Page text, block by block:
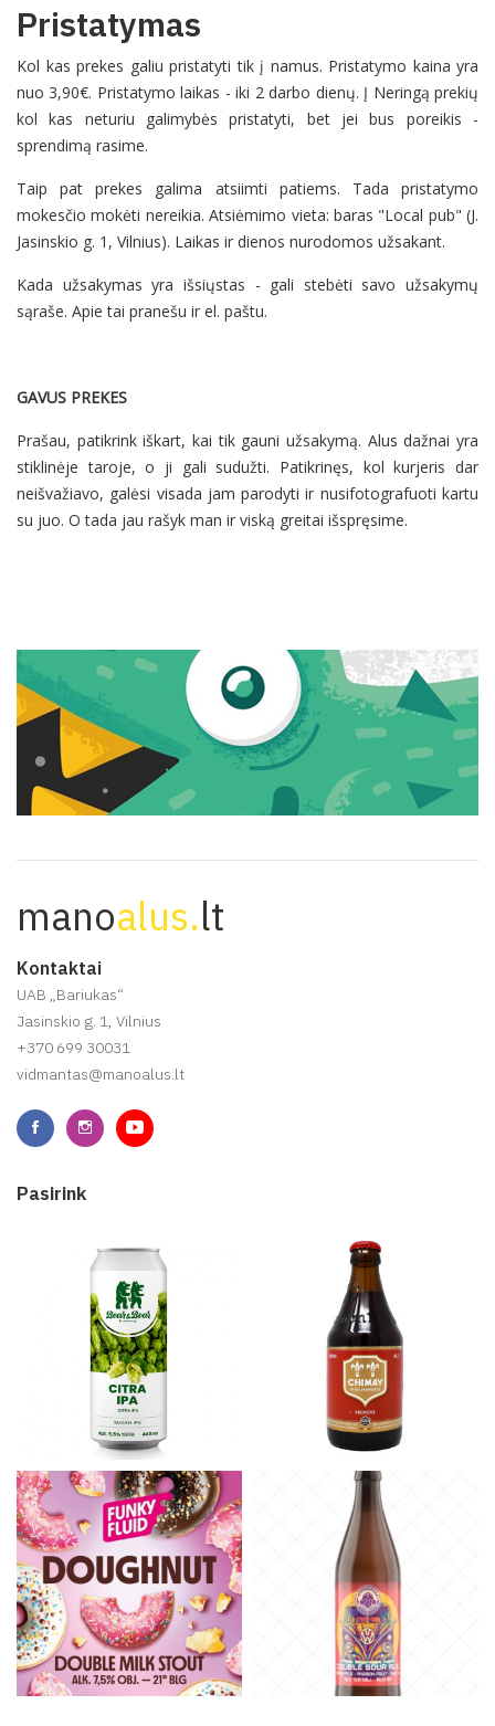
Pristatymas
Kol kas prekes galiu pristatyti tik į namus. Pristatymo kaina yra
nuo 3,90€. Pristatymo laikas - iki 2 darbo dienų. Į Neringą prekių
kol kas neturiu galimybės pristatyti, bet jei bus poreikis -
sprendimą rasime.
Taip pat prekes galima atsiimti patiems. Tada pristatymo
mokesčio mokėti nereikia. Atsiėmimo vieta: baras "Local pub" (J.
Jasinskio g. 1, Vilnius). Laikas ir dienos nurodomos užsakant.
Kada užsakymas yra išsiųstas - gali stebėti savo užsakymų
sąraše. Apie tai pranešu ir el. paštu.
GAVUS PREKES
Prašau, patikrink iškart, kai tik gauni užsakymą. Alus dažnai yra
stiklinėje taroje, o ji gali sudužti. Patikrinęs, kol kurjeris dar
neišvažiavo, galėsi visada jam parodyti ir nusifotografuoti kartu
su juo. O tada jau rašyk man ir viską greitai išspręsime.
manoalus.lt
Kontaktai
UAB „Bariukas“
Jasinskio g. 1, Vilnius
+370 699 30031
vidmantas@manoalus.lt
Pasirink